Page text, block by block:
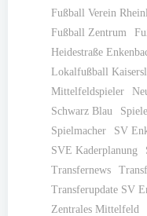
Fußball Verein
Fußball Zentrum
Heidestraße
Lokalfußball
Mittelfeldspieler
Schwarz Blau
Spielmacher
SV
SVE Kaderplanung
Transfernews
Transferupdate SV
Zentrales Mittelfeld